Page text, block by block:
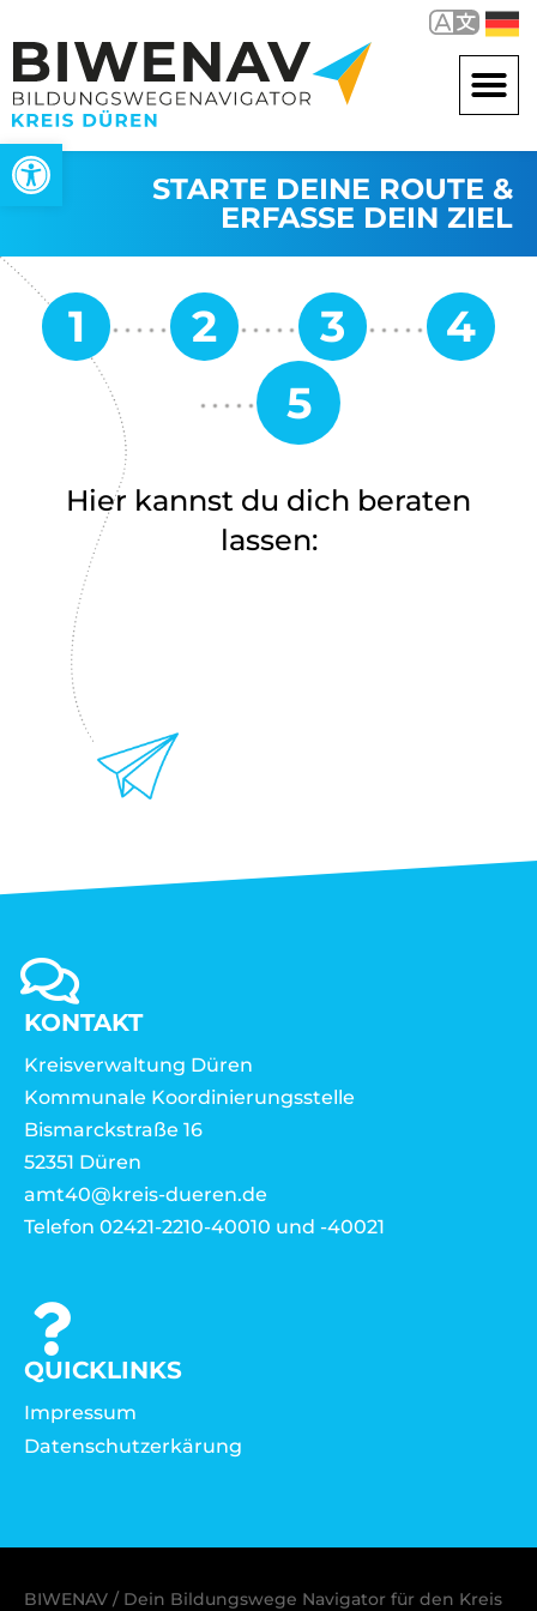
Werkzeugleiste öffnen
STARTE DEINE ROUTE &
ERFASSE DEIN ZIEL
Hier kannst du dich beraten
lassen:
KONTAKT
Kreisverwaltung Düren
Kommunale Koordinierungsstelle
Bismarckstraße 16
52351 Düren
amt40@kreis-dueren.de
Telefon 02421-2210-40010 und -40021
QUICKLINKS
Impressum
Datenschutzerkärung
BIWENAV / Dein Bildungswege Navigator für den Kreis